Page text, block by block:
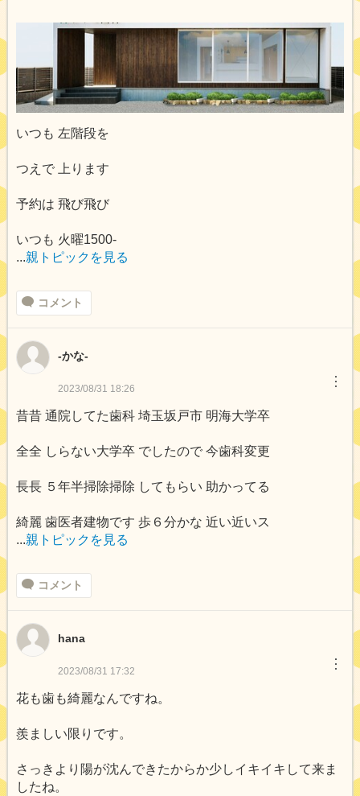
いつも 左階段を
つえで 上ります
予約は 飛び飛び
いつも 火曜1500-
...親トピックを見る
コメント
-かな-
2023/08/31 18:26 ︙
昔昔 通院してた歯科 埼玉坂戸市 明海大学卒
全全 しらない大学卒 でしたので 今歯科変更
長長 ５年半掃除掃除 してもらい 助かってる
綺麗 歯医者建物です 歩６分かな 近い近いス
...親トピックを見る
コメント
hana
2023/08/31 17:32 ︙
花も歯も綺麗なんですね。
羨ましい限りです。
さっきより陽が沈んできたからか少しイキイキして来ま
したね。